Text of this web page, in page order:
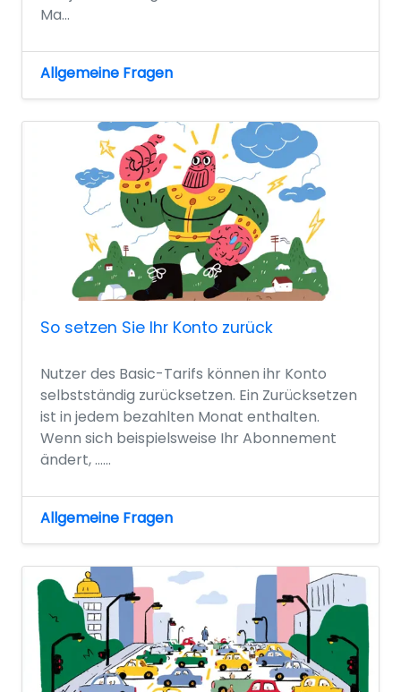
Ma...
Allgemeine Fragen
So setzen Sie Ihr Konto zurück
Nutzer des Basic-Tarifs können ihr Konto
selbstständig zurücksetzen. Ein Zurücksetzen
ist in jedem bezahlten Monat enthalten.
Wenn sich beispielsweise Ihr Abonnement
ändert, …...
Allgemeine Fragen